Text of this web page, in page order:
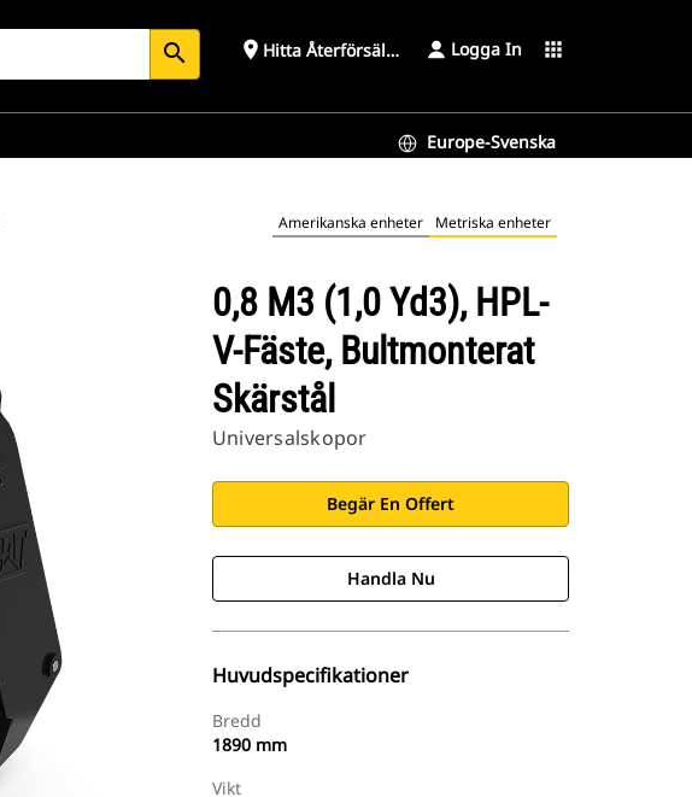
search place Hitta Återförsäljare Logga In apps
Europe-Svenska
Amerikanska enheter Metriska enheter
0,8 M3 (1,0 Yd3), HPL-
V-Fäste, Bultmonterat
Skärstål
Universalskopor
Begär En Offert
Handla Nu
Huvudspecifikationer
Bredd
1890 mm
Vikt